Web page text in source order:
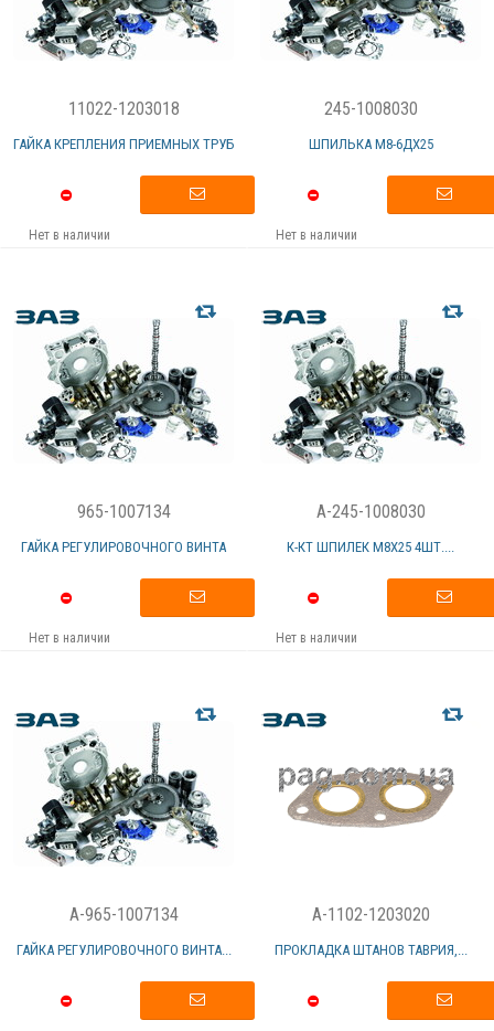
11022-1203018
ГАЙКА КРЕПЛЕНИЯ ПРИЕМНЫХ ТРУБ
Нет в наличии
245-1008030
ШПИЛЬКА М8-6ДХ25
Нет в наличии
965-1007134
ГАЙКА РЕГУЛИРОВОЧНОГО ВИНТА
Нет в наличии
A-245-1008030
К-КТ ШПИЛЕК М8Х25 4ШТ....
Нет в наличии
A-965-1007134
ГАЙКА РЕГУЛИРОВОЧНОГО ВИНТА...
A-1102-1203020
ПРОКЛАДКА ШТАНОВ ТАВРИЯ,...